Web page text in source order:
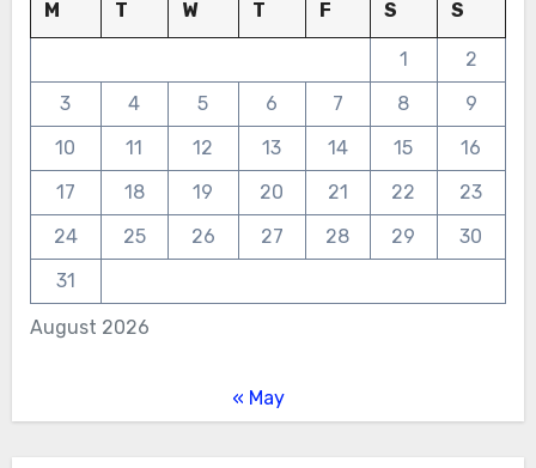
August 2026
M T W T F S S
1
2
3
4 5 6 7 8
9
10
11 12 13 14 15
16
17
18 19 20 21 22
23
24
25 26 27 28 29
30
31
« May